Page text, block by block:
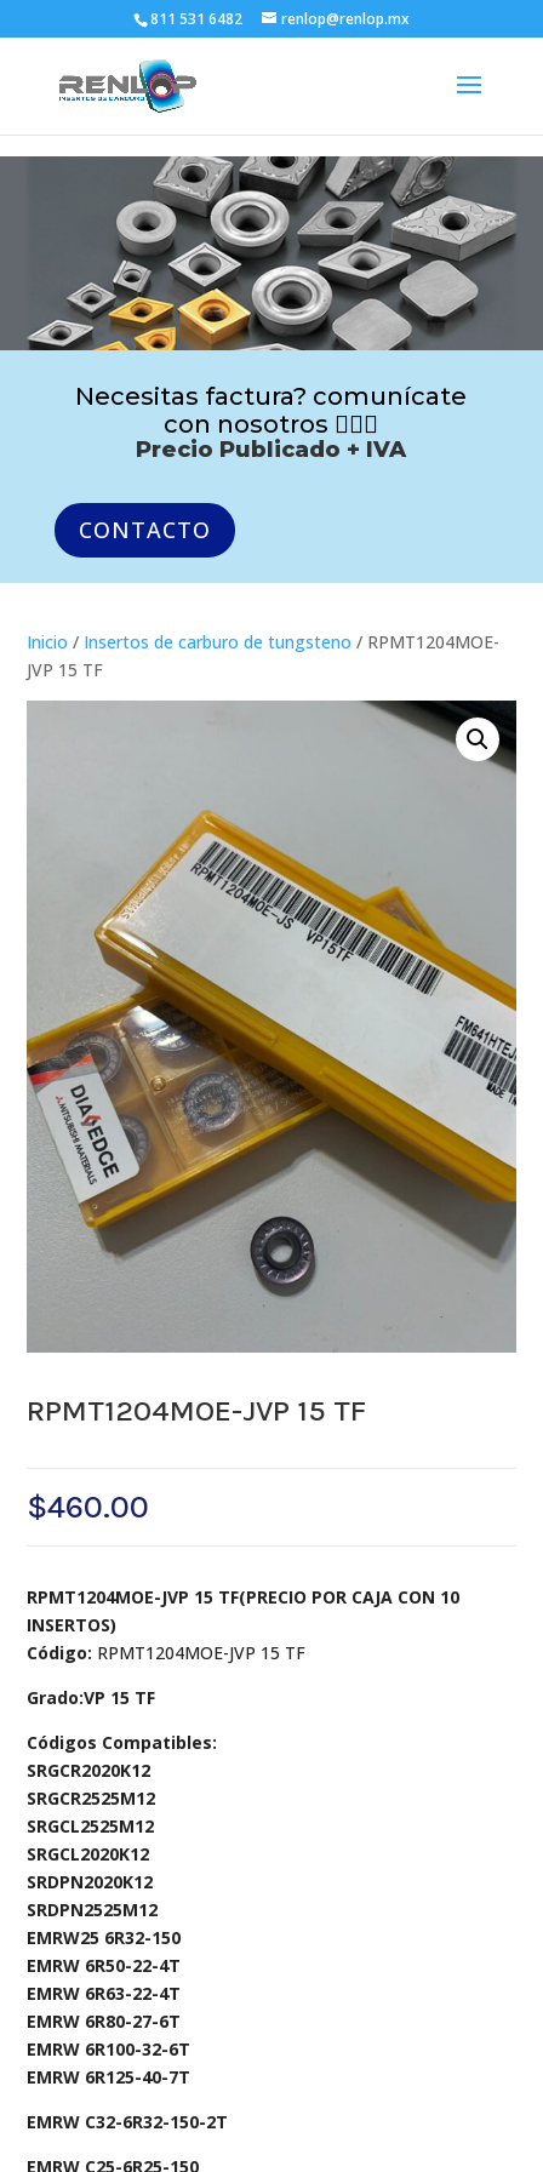
811 531 6482 renlop@renlop.mx
Necesitas factura? comunícate
con nosotros 🙋🏻‍♂️
Precio Publicado + IVA
CONTACTO
Inicio / Insertos de carburo de tungsteno / RPMT1204MOE-
JVP 15 TF
RPMT1204MOE-JVP 15 TF
$460.00
RPMT1204MOE-JVP 15 TF(PRECIO POR CAJA CON 10
INSERTOS)
Código: RPMT1204MOE-JVP 15 TF
Grado:VP 15 TF
Códigos Compatibles:
SRGCR2020K12
SRGCR2525M12
SRGCL2525M12
SRGCL2020K12
SRDPN2020K12
SRDPN2525M12
EMRW25 6R32-150
EMRW 6R50-22-4T
EMRW 6R63-22-4T
EMRW 6R80-27-6T
EMRW 6R100-32-6T
EMRW 6R125-40-7T
EMRW C32-6R32-150-2T
EMRW C25-6R25-150